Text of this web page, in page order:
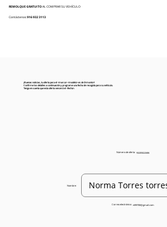
REMOLQUE GRATUITOAL COMPRAR SU VEHÍCULO
Contáctenos:916 932 3113
¡Buenas noticias, tu oferta para el <marca> <modelo> es de $<monto>!
Confirme los detalles a continuación y programe una fecha de recogida para su vehículo.
Tenga en cuenta que esta oferta vencerá el <fecha>.
Número de oferta: 93205022686
Nombre:
Correo electrónico: nt99708@gmail.com